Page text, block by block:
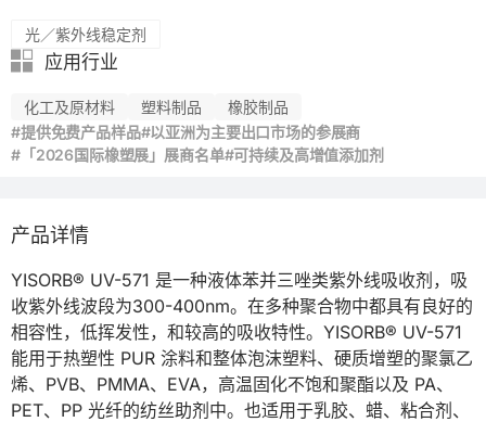
光／紫外线稳定剂
应用行业
化工及原材料 塑料制品
橡胶制品
#提供免费产品样品#以亚洲为主要出口市场的参展商
#「2026国际橡塑展」展商名单#可持续及高增值添加剂
产品详情
YISORB® UV-571 是一种液体苯并三唑类紫外线吸收剂，吸
收紫外线波段为300-400nm。在多种聚合物中都具有良好的
相容性，低挥发性，和较高的吸收特性。YISORB® UV-571
能用于热塑性 PUR 涂料和整体泡沫塑料、硬质增塑的聚氯乙
烯、PVB、PMMA、EVA，高温固化不饱和聚酯以及 PA、
PET、PP 光纤的纺丝助剂中。也适用于乳胶、蜡、粘合剂、